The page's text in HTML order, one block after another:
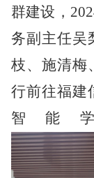
群建设，
务副主任吴
枝、施清梅
行前往福建
智能